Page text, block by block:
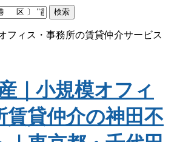
フィス・事務所の賃貸仲介サービス